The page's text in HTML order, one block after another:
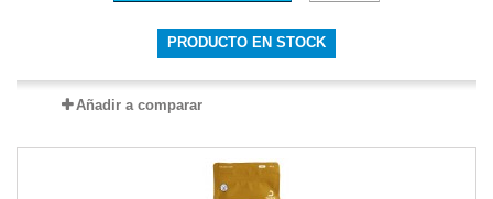
PRODUCTO EN STOCK
Añadir a comparar